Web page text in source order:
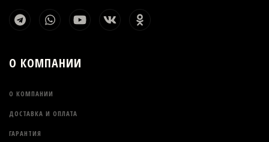
О КОМПАНИИ
О КОМПАНИИ
ДОСТАВКА И ОПЛАТА
ГАРАНТИЯ